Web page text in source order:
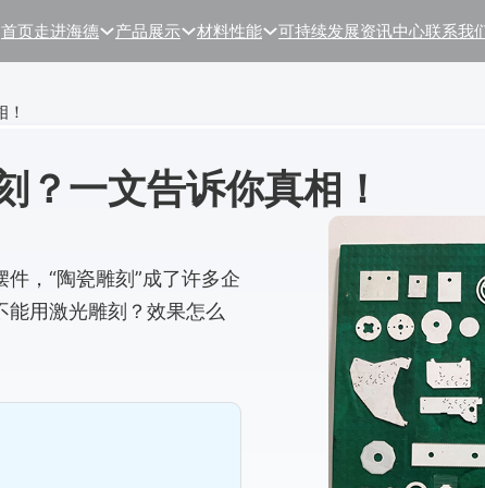
首页走进海德 产品展示 材料性能 可持续发展资讯中心联系我
？一文告诉你真相！
，“陶瓷雕刻”成了许多企
用激光雕刻？效果怎么